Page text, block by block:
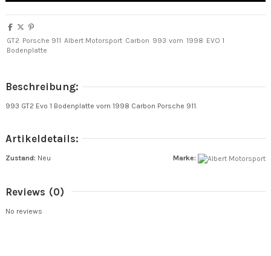
GT2 Porsche 911 Albert Motorsport Carbon 993 vorn 1998 EVO 1
Bodenplatte
Beschreibung:
993 GT2 Evo 1 Bodenplatte vorn 1998 Carbon Porsche 911.
Artikeldetails:
Marke:
Zustand: Neu
Reviews (0)
No reviews